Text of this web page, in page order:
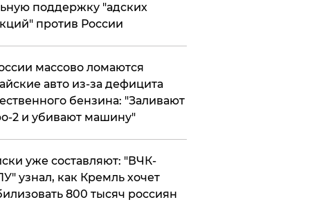
поддержку "адских
против России
массово ломаются
авто из-за дефицита
бензина: "Заливают
2 и убивают машину"
уже составляют: "ВЧК-
узнал, как Кремль хочет
800 тысяч россиян